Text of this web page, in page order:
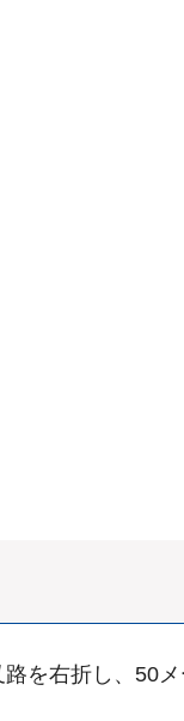
を右折し、50メ